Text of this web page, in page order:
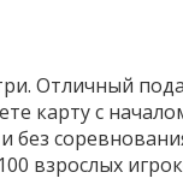
Отличный
карту с
взрослых